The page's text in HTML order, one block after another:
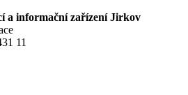
a informační zařízení Jirkov
11